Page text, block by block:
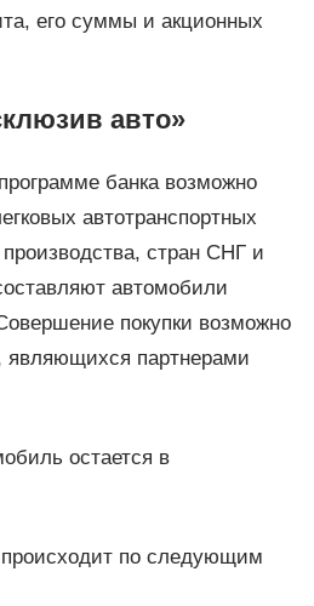
его суммы и акционных
авто»
банка возможно
автотранспортных
стран СНГ и
автомобили
покупки возможно
являющихся партнерами
остается в
по следующим